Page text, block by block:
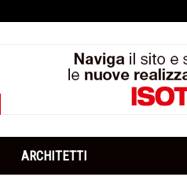
ARCHITETTI